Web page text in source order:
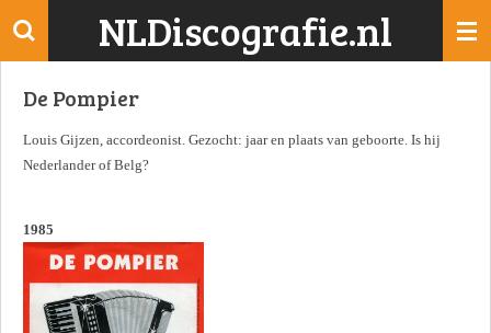
Ga
de
NLDiscografie.nl
De Pompier
Louis Gijzen, accordeonist. Gezocht: jaar en plaats van geboorte. Is hij
Nederlander of Belg?
1985